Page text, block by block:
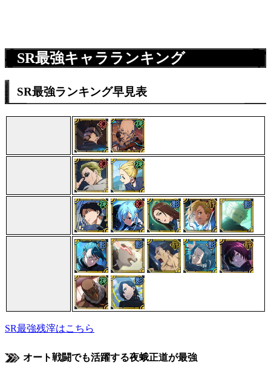
SR最強キャラランキング
SR最強ランキング早見表
SR最強残滓はこちら
オート戦闘でも活躍する夜蛾正道が最強